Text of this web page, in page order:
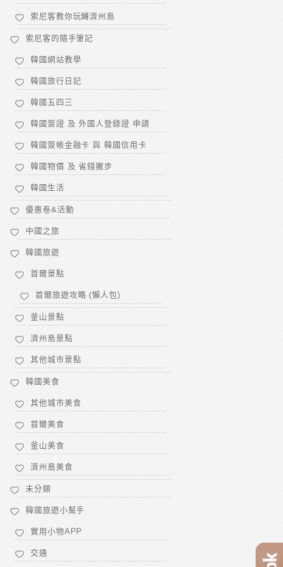
索尼客教你玩轉濟州島
索尼客的隨手筆記
韓國網站教學
韓國旅行日記
韓國五四三
韓國簽證 及 外國人登錄證 申請
韓國簽帳金融卡 與 韓國信用卡
韓國物價 及 省錢撇步
韓國生活
優惠卷&活動
中國之旅
韓國旅遊
首爾景點
首爾旅遊攻略 (懶人包)
釜山景點
濟州島景點
其他城市景點
韓國美食
其他城市美食
首爾美食
釜山美食
濟州島美食
未分類
韓國旅遊小幫手
實用小物APP
交通